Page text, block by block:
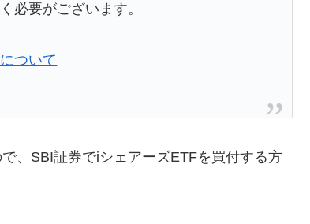
必要がございます。
ついて
で、SBI証券でiシェアーズETFを買付する方